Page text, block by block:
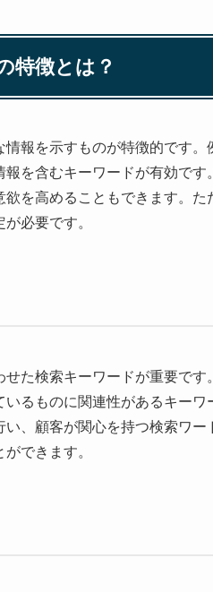
特徴とは？
報を示すものが特徴的です。
を含むキーワードが有効です
を高めることもできます。た
必要です。
た検索キーワードが重要です
るものに関連性があるキーワ
、顧客が関心を持つ検索ワ
できます。